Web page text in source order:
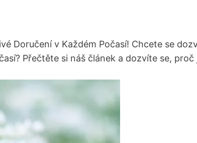
Doručení‌ v Každém Počasí! Chcete se
Přečtěte si náš článek‍ a dozvíte se,